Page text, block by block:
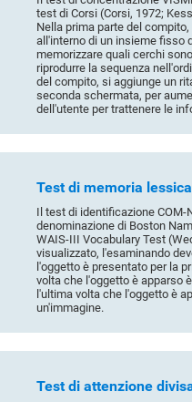
test di Corsi (Corsi, 1972;
Nella prima parte del
all'interno di un insieme fisso
memorizzare quali cerchi
riprodurre la sequenza
del compito, si aggiunge un
seconda schermata, per
dell'utente per trattenere le
Test di memoria
Il test di identificazione COM-
denominazione di Boston
WAIS-III Vocabulary Test
visualizzato, l'esaminando
l'oggetto è presentato per la
volta che l'oggetto è apparso
l'ultima volta che l'oggetto è
un'immagine.
Test di attenzione